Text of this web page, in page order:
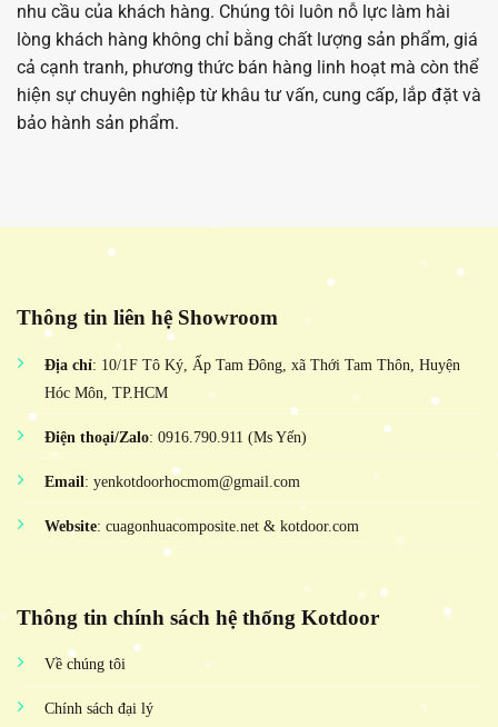
nhu cầu của khách hàng. Chúng tôi luôn nỗ lực làm hài
lòng khách hàng không chỉ bằng chất lượng sản phẩm, giá
cả cạnh tranh, phương thức bán hàng linh hoạt mà còn thể
hiện sự chuyên nghiệp từ khâu tư vấn, cung cấp, lắp đặt và
bảo hành sản phẩm.
Thông tin liên hệ Showroom
Địa chỉ: 10/1F Tô Ký, Ấp Tam Đông, xã Thới Tam Thôn, Huyện
Hóc Môn, TP.HCM
Điện thoại/Zalo: 0916.790.911 (Ms Yến)
Email: yenkotdoorhocmom@gmail.com
Website: cuagonhuacomposite.net & kotdoor.com
Thông tin chính sách hệ thống Kotdoor
Về chúng tôi
Chính sách đại lý